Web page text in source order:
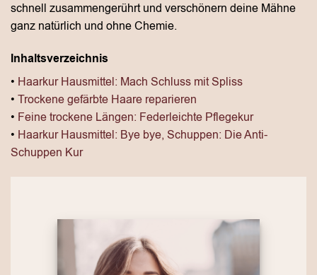
schnell zusammengerührt und verschönern deine Mähne
ganz natürlich und ohne Chemie.
Inhaltsverzeichnis
• Haarkur Hausmittel: Mach Schluss mit Spliss
• Trockene gefärbte Haare reparieren
• Feine trockene Längen: Federleichte Pflegekur
• Haarkur Hausmittel: Bye bye, Schuppen: Die Anti-
Schuppen Kur